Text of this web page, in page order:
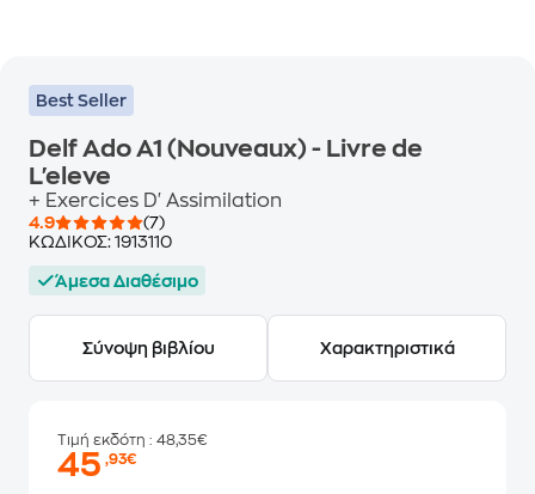
Best Seller
Delf Ado A1 (Nouveaux) - Livre de
L'eleve
+ Exercices D' Assimilation
4.9
(7)
ΚΩΔΙΚΟΣ: 1913110
Άμεσα Διαθέσιμο
Σύνοψη βιβλίου Χαρακτηριστικά
Τιμή εκδότη : 48,35€
45,93€